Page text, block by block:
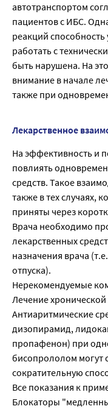
автотранспортом
пациентов с ИБС.
реакций
работать с
быть нарушена. На
внимание в начале
также при
Лекарственное
На эффективность и
повлиять
средств. Такое
также в тех случаях,
приняты через
Врача необходимо
лекарственных
назначения врача
отпуска).
Нерекомендуемые
Лечение
Антиаритмические
дизопирамид,
пропафенон) при
бисопрололом могут
сократительную
Все показания к
Блокаторы